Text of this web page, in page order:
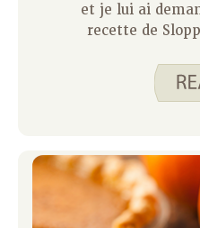
et je lui ai
recette de
recette
mari, pensant
ajouté au
légumes. À
c’était vraiment
ri qu’il ne